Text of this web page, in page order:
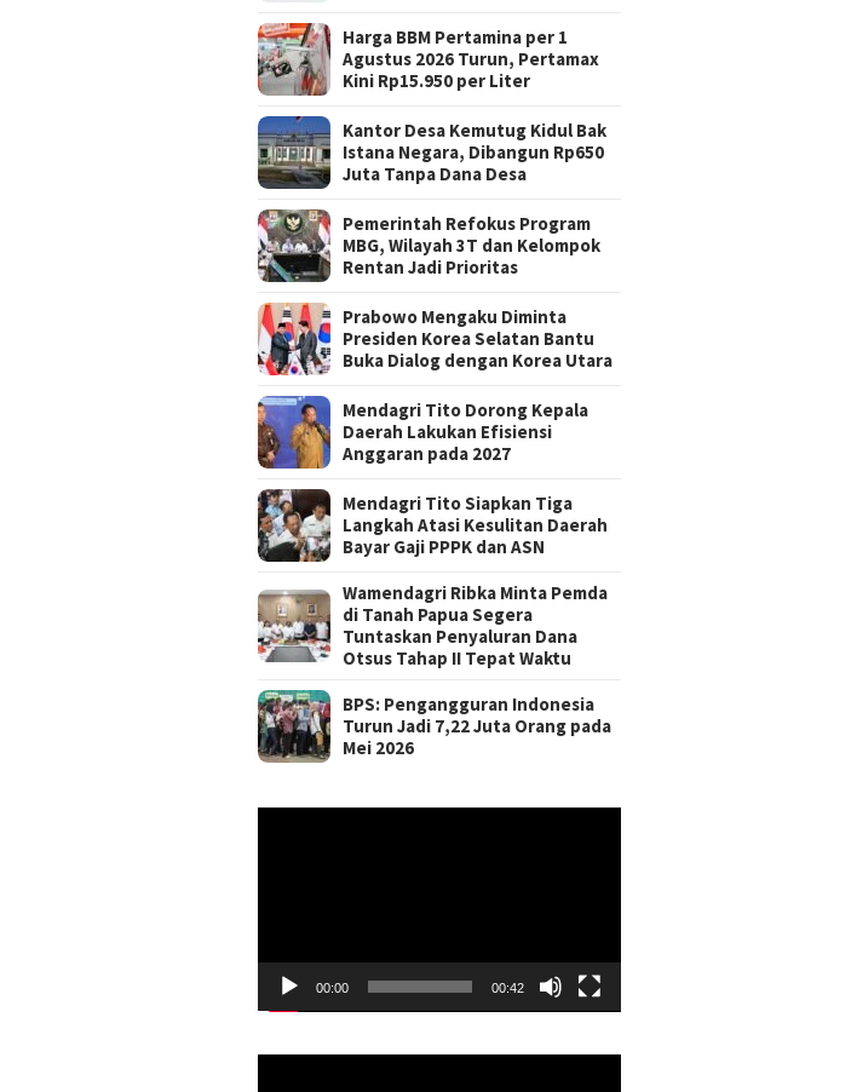
Harga BBM Pertamina per 1
Agustus 2026 Turun, Pertamax
Kini Rp15.950 per Liter
Kantor Desa Kemutug Kidul Bak
Istana Negara, Dibangun Rp650
Juta Tanpa Dana Desa
Pemerintah Refokus Program
MBG, Wilayah 3T dan Kelompok
Rentan Jadi Prioritas
Prabowo Mengaku Diminta
Presiden Korea Selatan Bantu
Buka Dialog dengan Korea Utara
Mendagri Tito Dorong Kepala
Daerah Lakukan Efisiensi
Anggaran pada 2027
Mendagri Tito Siapkan Tiga
Langkah Atasi Kesulitan Daerah
Bayar Gaji PPPK dan ASN
Wamendagri Ribka Minta Pemda
di Tanah Papua Segera
Tuntaskan Penyaluran Dana
Otsus Tahap II Tepat Waktu
BPS: Pengangguran Indonesia
Turun Jadi 7,22 Juta Orang pada
Mei 2026
00:00 00:42